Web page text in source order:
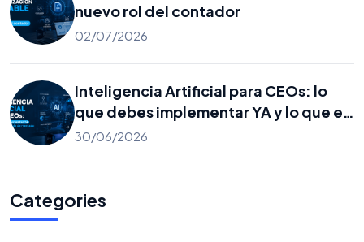
nuevo rol del contador
02/07/2026
Inteligencia Artificial para CEOs: lo
que debes implementar YA y lo que es
solo ruido de mercado
30/06/2026
Categories